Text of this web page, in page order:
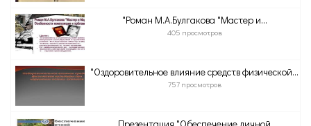
"Роман М.А.Булгакова "Мастер и...
405 просмотров
"Оздоровительное влияние средств физической...
757 просмотров